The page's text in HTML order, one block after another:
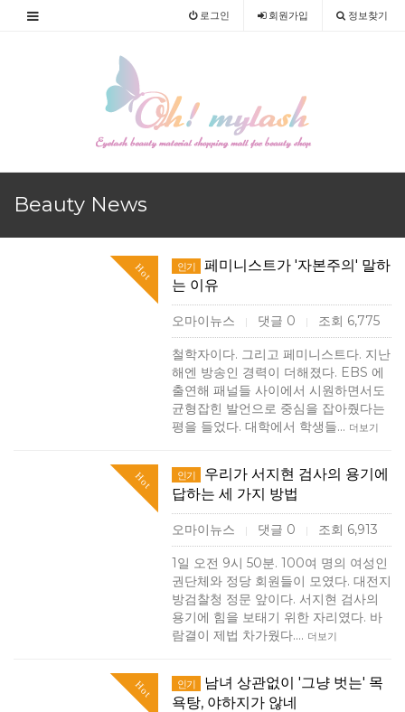
로그인 회원가입 정보찾기
Beauty News
Hot 인기
페미니스트가 '자본주의' 말하
는 이유
오마이뉴스 | 댓글 0 | 조회 6,775
철학자이다. 그리고 페미니스트다. 지난
해엔 방송인 경력이 더해졌다. EBS 에
출연해 패널들 사이에서 시원하면서도
균형잡힌 발언으로 중심을 잡아줬다는
평을 들었다. 대학에서 학생들… 더보기
Hot 인기
우리가 서지현 검사의 용기에
답하는 세 가지 방법
오마이뉴스 | 댓글 0 | 조회 6,913
1일 오전 9시 50분. 100여 명의 여성인
권단체와 정당 회원들이 모였다. 대전지
방검찰청 정문 앞이다. 서지현 검사의
용기에 힘을 보태기 위한 자리였다. 바
람결이 제법 차가웠다.… 더보기
Hot 인기
남녀 상관없이 '그냥 벗는' 목
욕탕, 야하지가 않네